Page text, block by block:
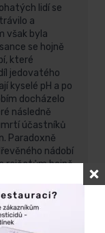
lidí se
a
však byla
se hojně
které
jedovatého
kyselé pH a po
docházelo
následně
účastníků
Paradoxně
nádobí
rajčatům hojně
druhu
var.
z roku